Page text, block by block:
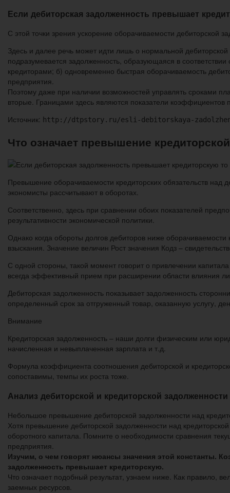
Если дебиторская задолженность превышает
С этой точки зрения ускорение оборачиваемости дебиторской
Здесь и далее речь может идти лишь о нормальной
подразумевается задолженность, образующаяся в
кредиторами; б) одновременно быстрая оборачиваемость
предприятия.
Поэтому даже при наличии возможностей управлять сроками
вторые. Границами здесь являются показатели коэффициентов
Источник: http://dtpstory.ru/esli-debitorskaya-
Что означает превышение
Превышение оборачиваемости кредиторских обязательств
экономисты рассчитывают в оборотах.
Соответственно, здесь при сравнении обоих показателей
результативности экономической политики.
Однако когда обороты долгов дебиторов ниже оборачиваемости
взыскания. Значение величин Рост значения Кодз –
С одной стороны, такой момент говорит о привлечении
всегда эффективный прием при расширении области влияния
Дебиторская задолженность показывает задолженность
определенный срок за отгруженный товар, оказанную услугу,
Внимание
Кредиторская задолженность – наши долги физическим или
начисленная и невыплаченная зарплата и т.д.
Формула коэффициента соотношения дебиторской и
сопоставимы, темпы их роста тоже.
Анализ дебиторской и кредиторской задолженности
Небольшое превышение дебиторской задолженности над
Хотя превышение дебиторской задолженности над
оборотного капитала. Помните о необходимости сравнения
предприятия.
Изучим, о чем говорят нюансы значения этой константы.
задолженность превышает кредиторскую.
Что означает подобный результат, узнаем ниже. Как правило,
заемных ресурсов.